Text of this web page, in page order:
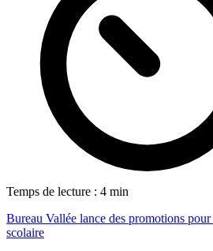
Temps de lecture : 4 min
Bureau Vallée lance des promotions pour
scolaire